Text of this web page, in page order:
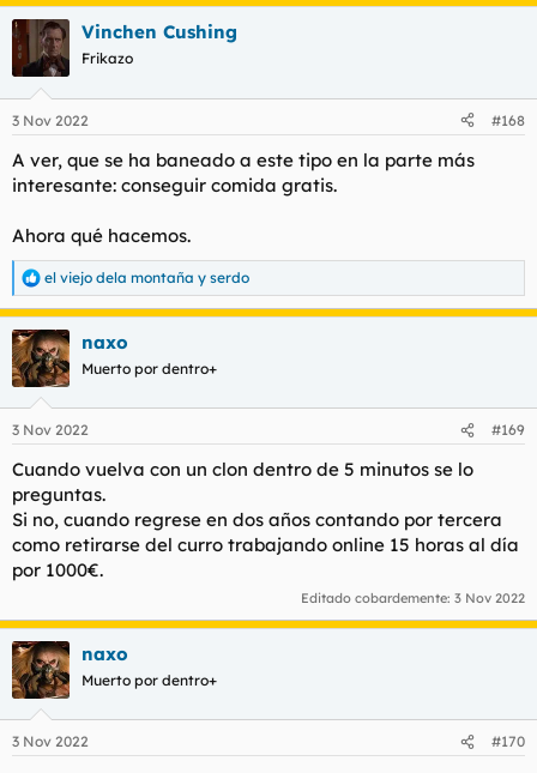
Vinchen Cushing
Frikazo
3 Nov 2022 #168
A ver, que se ha baneado a este tipo en la parte más
interesante: conseguir comida gratis.
Ahora qué hacemos.
R
e
a
c
c
i
e
:
el viejo dela montaña y serdo
naxo
Muerto por dentro+
3 Nov 2022 #169
Cuando vuelva con un clon dentro de 5 minutos se lo
preguntas.
Si no, cuando regrese en dos años contando por tercera
como retirarse del curro trabajando online 15 horas al día
por 1000€.
Editado cobardemente: 3 Nov 2022
naxo
Muerto por dentro+
3 Nov 2022 #170